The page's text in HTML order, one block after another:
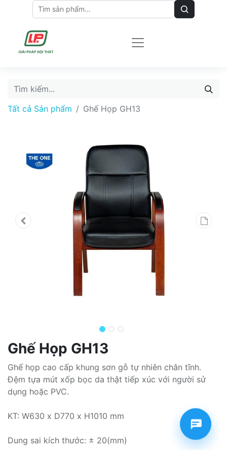
Tất cả Sản phẩm Ghế Họp GH13
Ghế Họp GH13
Ghế họp cao cấp khung sơn gỗ tự nhiên chân tĩnh.
Đệm tựa mút xốp bọc da thật tiếp xúc với người sử
dụng hoặc PVC.
KT: W630 x D770 x H1010 mm
Dung sai kích thước: ± 20(mm)